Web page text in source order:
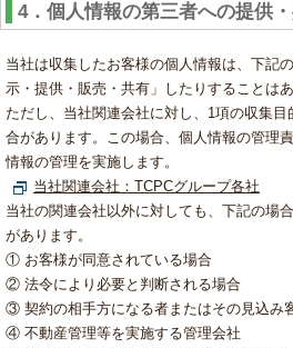
4．個人情報の第三者への提供
当社は収集したお客様の個人情報は、下記
示・提供・販売・共有」したりすることはあ
ただし、当社関連会社に対し、1項の収集
合があります。この場合、個人情報の管理
情報の管理を実施します。
当社関連会社：TCPCグループ各社
当社の関連会社以外に対しても、下記の場
があります。
① お客様が同意されている場合
② 法令により必要と判断される場合
③ 契約の相手方になる者またはその見込み
④ 不動産管理等を実施する管理会社